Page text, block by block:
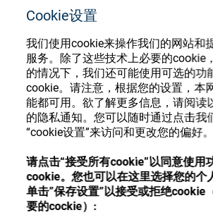
Cookie设置
我们使用cookie来操作我们的网站和
服务。除了这些技术上必要的cookie
的情况下，我们还可能使用可选的功
cookie。请注意，根据您的设置，本
能都可用。欲了解更多信息，请阅读
的隐私通知。您可以随时通过点击我
“cookie设置”来访问和更改您的偏好。
请点击“接受所有cookie”以同意使用
cookie。您也可以在这里选择您的个
单击”保存设置”以接受或拒绝cookie
要的cockie）:
汉语
眼镜光学
精密光学
加入我们
Store
English
Deutsch
Español
Français
眼镜光学耗材商店
注册或登录以访问您的帐户，并
种眼镜光学耗材
注册 登录